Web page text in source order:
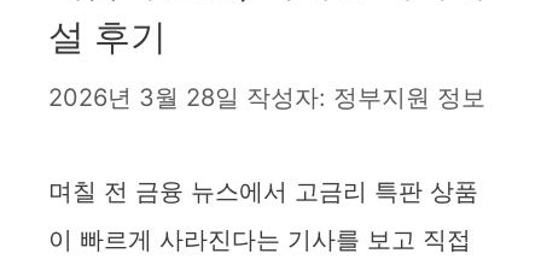
설 후기
2026년 3월 28일 작성자: 정부지원 정보
며칠 전 금융 뉴스에서 고금리 특판 상품
이 빠르게 사라진다는 기사를 보고 직접